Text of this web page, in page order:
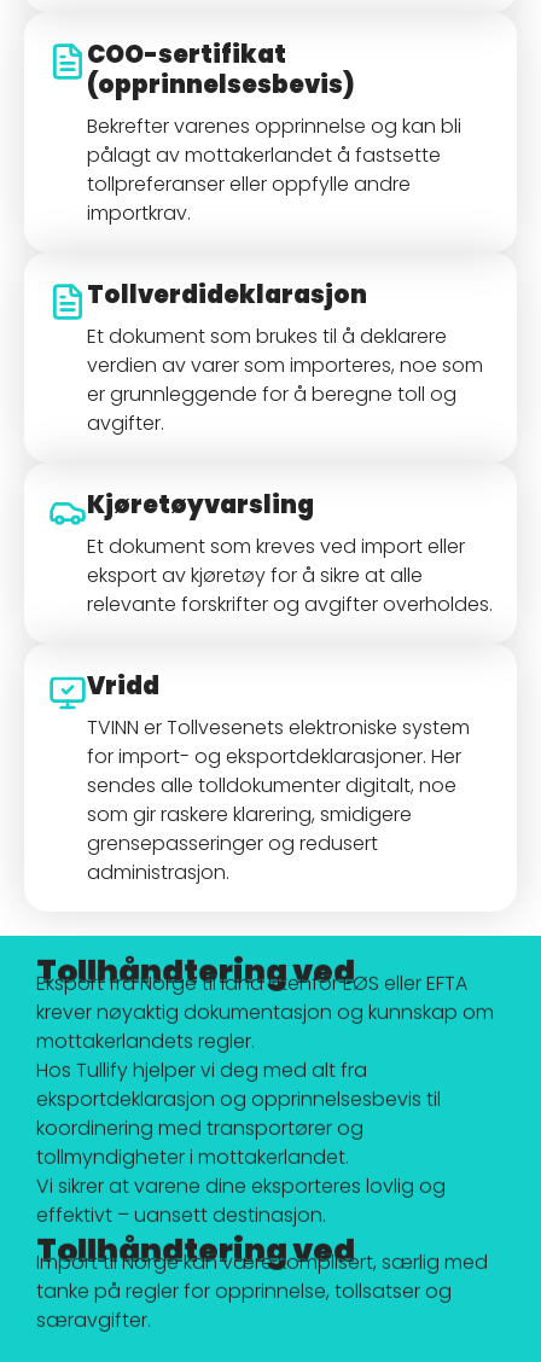
COO-sertifikat
(opprinnelsesbevis)
Bekrefter varenes opprinnelse og kan bli
pålagt av mottakerlandet å fastsette
tollpreferanser eller oppfylle andre
importkrav.
Tollverdideklarasjon
Et dokument som brukes til å deklarere
verdien av varer som importeres, noe som
er grunnleggende for å beregne toll og
avgifter.
Kjøretøyvarsling
Et dokument som kreves ved import eller
eksport av kjøretøy for å sikre at alle
relevante forskrifter og avgifter overholdes.
Vridd
TVINN er Tollvesenets elektroniske system
for import- og eksportdeklarasjoner. Her
sendes alle tolldokumenter digitalt, noe
som gir raskere klarering, smidigere
grensepasseringer og redusert
administrasjon.
Tollhåndtering vedeksport
Eksport fra Norge til land utenfor EØS eller EFTA
krever nøyaktig dokumentasjon og kunnskap om
mottakerlandets regler.
Hos Tullify hjelper vi deg med alt fra
eksportdeklarasjon og opprinnelsesbevis til
koordinering med transportører og
tollmyndigheter i mottakerlandet.
Vi sikrer at varene dine eksporteres lovlig og
effektivt – uansett destinasjon.
Tollhåndtering vedimport
Import til Norge kan være komplisert, særlig med
tanke på regler for opprinnelse, tollsatser og
særavgifter.